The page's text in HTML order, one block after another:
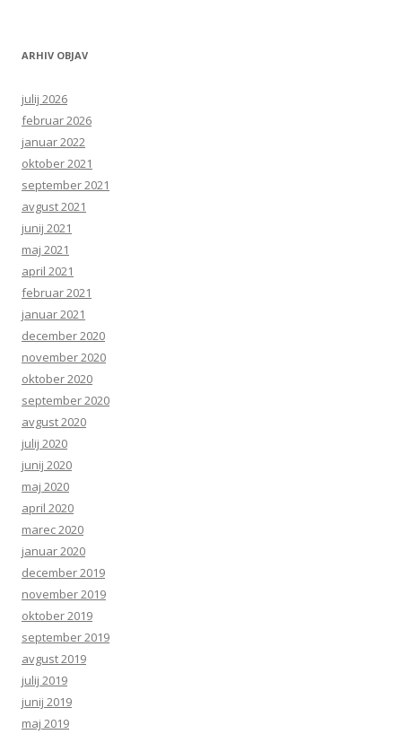
ARHIV OBJAV
julij 2026
februar 2026
januar 2022
oktober 2021
september 2021
avgust 2021
junij 2021
maj 2021
april 2021
februar 2021
januar 2021
december 2020
november 2020
oktober 2020
september 2020
avgust 2020
julij 2020
junij 2020
maj 2020
april 2020
marec 2020
januar 2020
december 2019
november 2019
oktober 2019
september 2019
avgust 2019
julij 2019
junij 2019
maj 2019